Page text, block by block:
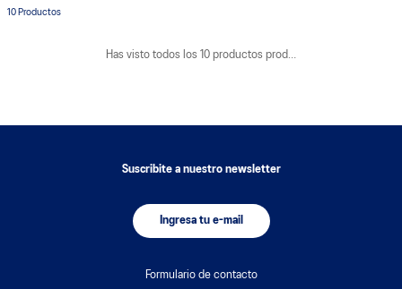
10 Productos
Has visto todos los 10 productos
Suscribite a nuestro newsletter
Ingresa tu e-mail
Formulario de contacto